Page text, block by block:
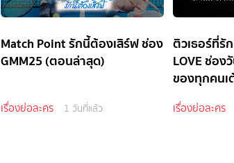
Match Point รักนี้ต้องเสิร์ฟ ช่อง
GMM25 (ตอนล่าสุด)
เรื่องย่อละคร 1 วันที่แล้ว
ติวเธอร์ที่รั
LOVE ช่อง
ของทุกคนเ
เรื่องย่อละคร